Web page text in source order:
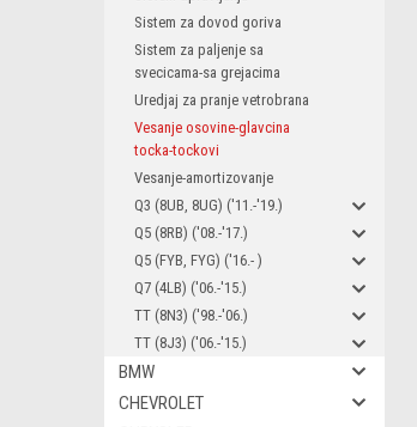
Sistem za dovod goriva
Sistem za paljenje sa
svecicama-sa grejacima
Uredjaj za pranje vetrobrana
Vesanje osovine-glavcina
tocka-tockovi
Vesanje-amortizovanje
Q3 (8UB, 8UG) ('11.-'19.)
Q5 (8RB) ('08.-'17.)
Q5 (FYB, FYG) ('16.- )
Q7 (4LB) ('06.-'15.)
TT (8N3) ('98.-'06.)
TT (8J3) ('06.-'15.)
BMW
CHEVROLET